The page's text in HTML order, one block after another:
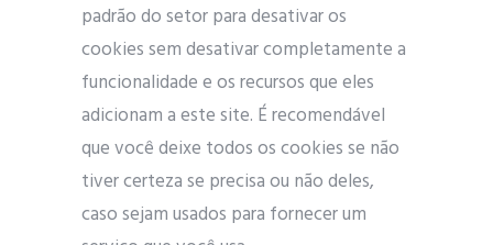
padrão do setor para desativar os
cookies sem desativar completamente a
funcionalidade e os recursos que eles
adicionam a este site. É recomendável
que você deixe todos os cookies se não
tiver certeza se precisa ou não deles,
caso sejam usados ​​para fornecer um